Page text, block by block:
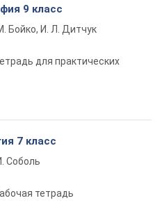
9 класс
Бойко, И. Л. Дитчук
для практических
7 класс
Соболь
тетрадь